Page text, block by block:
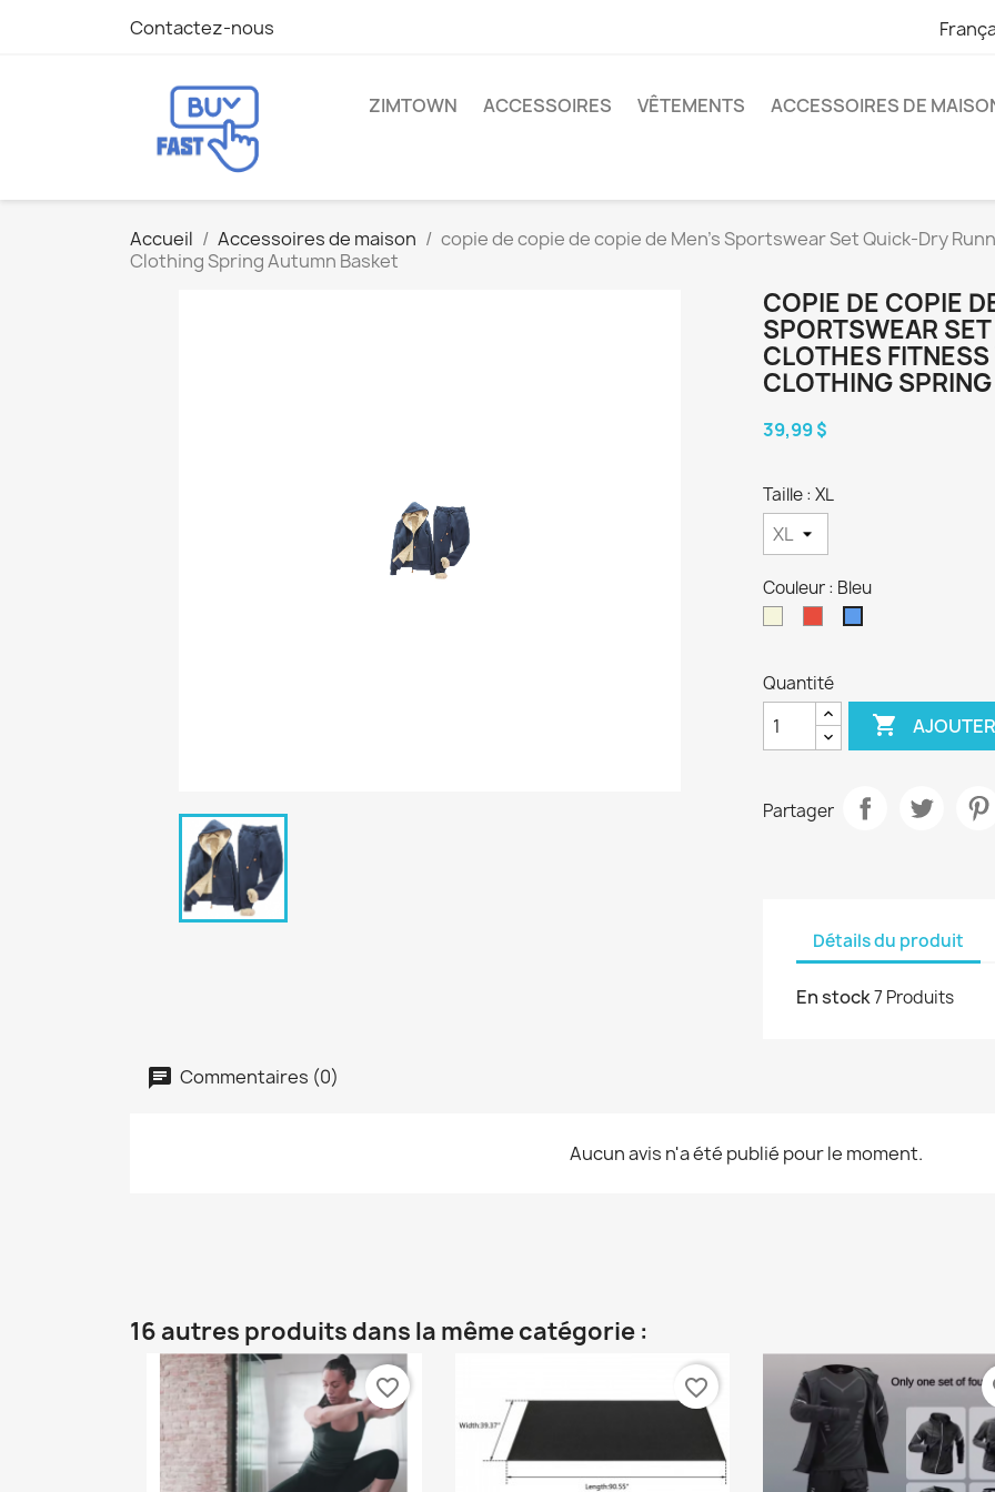
Contactez-nous
ZIMTOWN ACCESSOIRES VÊTEMENTS ACCESSOIRES DE
Accueil Accessoires de maison
copie de copie de copie de Men's Sportswear Set Quick-Dry
Clothing Spring Autumn Basket
COPIE DE COPIE
SPORTSWEAR
CLOTHES
CLOTHING
39,99 $
Taille : XL
Couleur : Bleu
Quantité

Partager
Détails du produit
En stock7 Produits
Commentaires (0)
Aucun avis n'a été publié pour le moment.
16 autres produits dans la même catégorie :
favorite_border favorite_border